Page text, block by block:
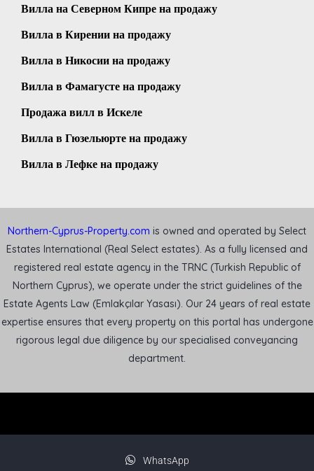
Вилла на Северном Кипре на продажу
Вилла в Кирении на продажу
Вилла в Никосии на продажу
Вилла в Фамагусте на продажу
Продажа вилл в Искеле
Вилла в Гюзельюрте на продажу
Вилла в Лефке на продажу
Northern-Cyprus-Property.com is owned and operated by Select
Estates International (Real Select estates). As a fully licensed and
registered real estate agency in the TRNC (Turkish Republic of
Northern Cyprus), we operate under the strict guidelines of the
Estate Agents Law (Emlakçılar Yasası). Our 24 years of real estate
expertise ensures that every property on this portal has undergone
rigorous legal due diligence by our specialised conveyancing
department.
WhatsApp